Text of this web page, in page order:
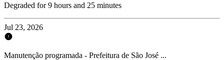
Degraded for 9 hours and 25 minutes
Jul 23, 2026
Manutenção programada - Prefeitura de São José ...